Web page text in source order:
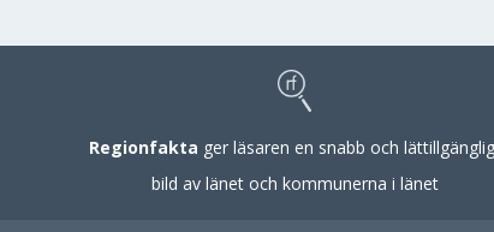
Regionfakta ger läsaren en snabb och lättillgänglig
bild av länet och kommunerna i länet